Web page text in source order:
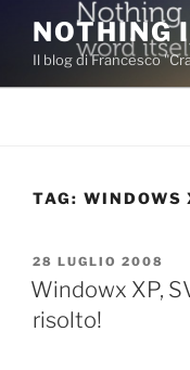
contenuto
NOTHING
Il blog di Francesco
TAG: WINDOWS
PUBBLICATO
IL
28 LUGLIO 2008
Windowx XP,
risolto!